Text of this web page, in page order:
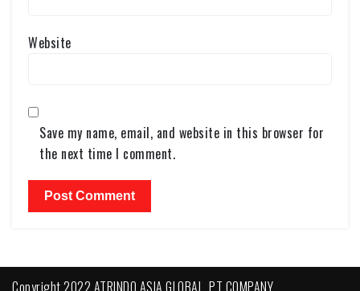
Website
Save my name, email, and website in this browser for
the next time I comment.